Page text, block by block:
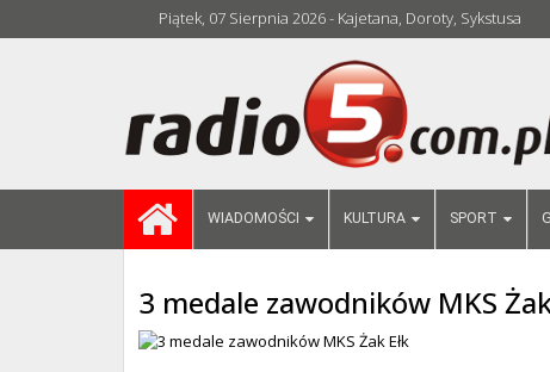
Piątek, 07 Sierpnia 2026 - Kajetana, Doroty, Sykstusa
WIADOMOŚCI KULTURA SPORT
3 medale zawodników MKS Żak